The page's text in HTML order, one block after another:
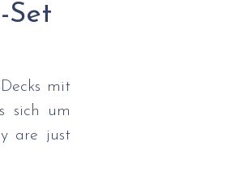
Set
mit
sich um
are just